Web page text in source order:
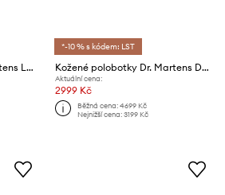
Kožené polobotky Dr. Martens Lowell
*-10 % s kódem: LST
Kožené polobotky Dr. Martens DMXL Mary Jane
Aktuální cena:
2999 Kč
Běžná cena:4699 Kč
Nejnižší cena:3199 Kč